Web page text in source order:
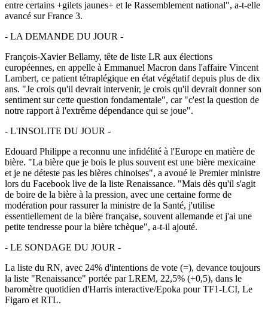
entre certains +gilets jaunes+ et le Rassemblement national", a-t-elle
avancé sur France 3.
- LA DEMANDE DU JOUR -
François-Xavier Bellamy, tête de liste LR aux élections
européennes, en appelle à Emmanuel Macron dans l'affaire Vincent
Lambert, ce patient tétraplégique en état végétatif depuis plus de dix
ans. "Je crois qu'il devrait intervenir, je crois qu'il devrait donner son
sentiment sur cette question fondamentale", car "c'est la question de
notre rapport à l'extrême dépendance qui se joue".
- L'INSOLITE DU JOUR -
Edouard Philippe a reconnu une infidélité à l'Europe en matière de
bière. "La bière que je bois le plus souvent est une bière mexicaine
et je ne déteste pas les bières chinoises", a avoué le Premier ministre
lors du Facebook live de la liste Renaissance. "Mais dès qu'il s'agit
de boire de la bière à la pression, avec une certaine forme de
modération pour rassurer la ministre de la Santé, j'utilise
essentiellement de la bière française, souvent allemande et j'ai une
petite tendresse pour la bière tchèque", a-t-il ajouté.
- LE SONDAGE DU JOUR -
La liste du RN, avec 24% d'intentions de vote (=), devance toujours
la liste "Renaissance" portée par LREM, 22,5% (+0,5), dans le
baromètre quotidien d'Harris interactive/Epoka pour TF1-LCI, Le
Figaro et RTL.